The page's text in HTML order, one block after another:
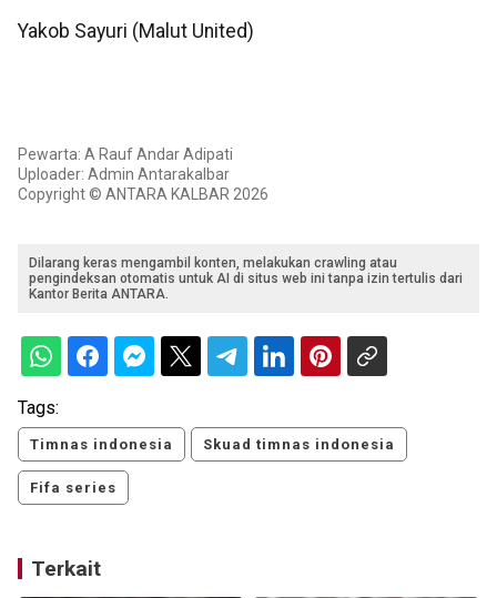
Yakob Sayuri (Malut United)
Pewarta: A Rauf Andar Adipati
Uploader: Admin Antarakalbar
Copyright © ANTARA KALBAR 2026
Dilarang keras mengambil konten, melakukan crawling atau
pengindeksan otomatis untuk AI di situs web ini tanpa izin tertulis dari
Kantor Berita ANTARA.
Tags:
Timnas indonesia Skuad timnas indonesia
Fifa series
Terkait